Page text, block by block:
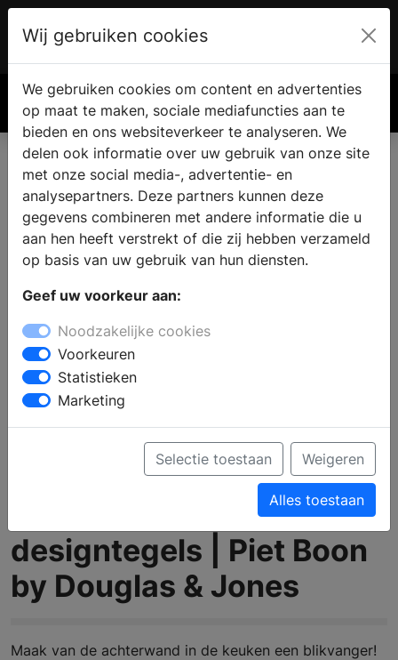
€ 0.00
designtegels | Piet Boon
by Douglas & Jones
Maak van de achterwand in de keuken een blikvanger!
Wij gebruiken cookies
We gebruiken cookies om content en advertenties
op maat te maken, sociale mediafuncties aan te
bieden en ons websiteverkeer te analyseren. We
delen ook informatie over uw gebruik van onze site
met onze social media-, advertentie- en
analysepartners. Deze partners kunnen deze
gegevens combineren met andere informatie die u
aan hen heeft verstrekt of die zij hebben verzameld
op basis van uw gebruik van hun diensten.
Geef uw voorkeur aan:
Noodzakelijke cookies
Voorkeuren
Statistieken
Marketing
Selectie toestaan Weigeren
Alles toestaan